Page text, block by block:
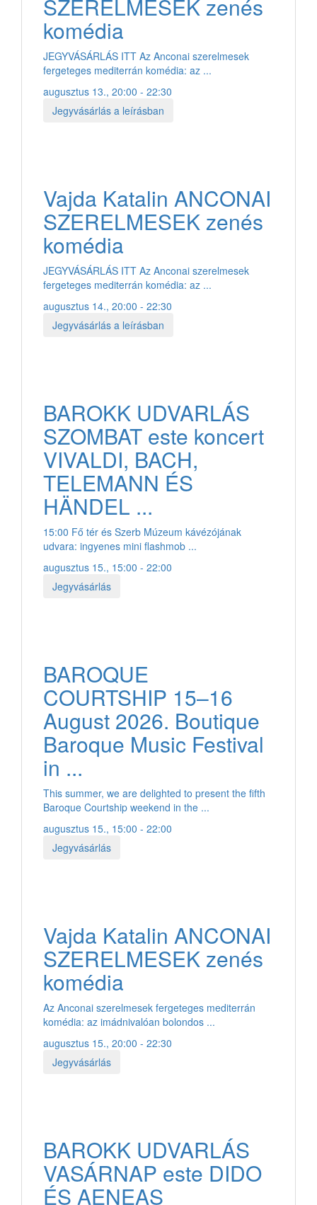
SZERELMESEK zenés
komédia
JEGYVÁSÁRLÁS ITT Az Anconai szerelmesek
fergeteges mediterrán komédia: az ...
augusztus 13., 20:00 - 22:30
Jegyvásárlás a leírásban
Vajda Katalin ANCONAI
SZERELMESEK zenés
komédia
JEGYVÁSÁRLÁS ITT Az Anconai szerelmesek
fergeteges mediterrán komédia: az ...
augusztus 14., 20:00 - 22:30
Jegyvásárlás a leírásban
BAROKK UDVARLÁS
SZOMBAT este koncert
VIVALDI, BACH,
TELEMANN ÉS
HÄNDEL ...
15:00 Fő tér és Szerb Múzeum kávézójának
udvara: ingyenes mini flashmob ...
augusztus 15., 15:00 - 22:00
Jegyvásárlás
BAROQUE
COURTSHIP 15–16
August 2026. Boutique
Baroque Music Festival
in ...
This summer, we are delighted to present the fifth
Baroque Courtship weekend in the ...
augusztus 15., 15:00 - 22:00
Jegyvásárlás
Vajda Katalin ANCONAI
SZERELMESEK zenés
komédia
Az Anconai szerelmesek fergeteges mediterrán
komédia: az imádnivalóan bolondos ...
augusztus 15., 20:00 - 22:30
Jegyvásárlás
BAROKK UDVARLÁS
VASÁRNAP este DIDO
ÉS AENEAS